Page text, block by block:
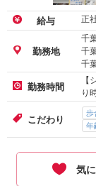
給与 正
勤務地
千
千
千
勤務時間
り
こだわり
歩
年
気